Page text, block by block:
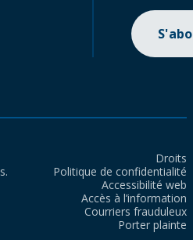
Droits
Politique de confidentialité
Accessibilité web
Accès à l’information
Courriers frauduleux
Porter plainte